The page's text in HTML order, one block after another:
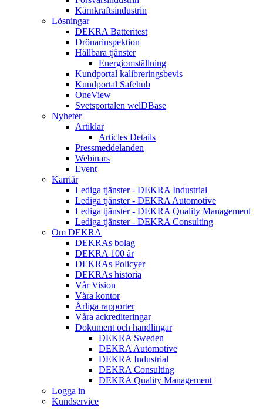
Kärnkraftsindustrin
Lösningar
DEKRA Batteritest
Drönarinspektion
Hållbara tjänster
Energiomställning
Kundportal kalibreringsbevis
Kundportal Safehub
OneView
Svetsportalen welDBase
Nyheter
Artiklar
Articles Details
Pressmeddelanden
Webinars
Event
Karriär
Lediga tjänster - DEKRA Industrial
Lediga tjänster - DEKRA Automotive
Lediga tjänster - DEKRA Quality Management
Lediga tjänster - DEKRA Consulting
Om DEKRA
DEKRAs bolag
DEKRA 100 år
DEKRAs Policyer
DEKRAs historia
Vår Vision
Våra kontor
Årliga rapporter
Våra ackrediteringar
Dokument och handlingar
DEKRA Sweden
DEKRA Automotive
DEKRA Industrial
DEKRA Consulting
DEKRA Quality Management
Logga in
Kundservice